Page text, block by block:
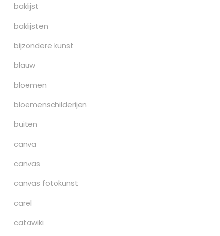
baklijst
baklijsten
bijzondere kunst
blauw
bloemen
bloemenschilderijen
buiten
canva
canvas
canvas fotokunst
carel
catawiki